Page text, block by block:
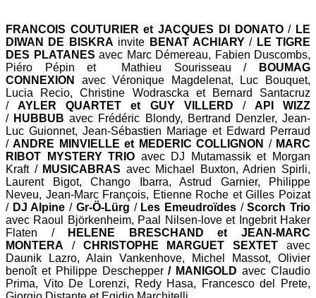
FRANCOIS COUTURIER et JACQUES DI DONATO/ LE
DIWAN DE BISKRA invite BENAT ACHIARY/LE TIGRE
DES PLATANES avec Marc Démereau, Fabien Duscombs,
Piéro Pépin et Mathieu Sourisseau /
BOUMAG
CONNEXION
avec Véronique Magdelenat, Luc Bouquet,
Lucia Recio, Christine Wodrascka et Bernard Santacruz
/AYLER QUARTET et GUY VILLERD / API WIZZ
/ HUBBUB avec Frédéric Blondy, Bertrand Denzler, Jean-
Luc Guionnet, Jean-Sébastien Mariage et Edward Perraud
/ANDRE MINVIELLE et MEDERIC COLLIGNON /MARC
RIBOT MYSTERY TRIO avec DJ Mutamassik et Morgan
Kraft / MUSICABRAS avec Michael Buxton, Adrien Spirli,
Laurent Bigot, Chango Ibarra, Astrud Garnier, Philippe
Neveu, Jean-Marc François, Etienne Roche et Gilles Poizat
/ DJ Alpine / Gr-Ö-Lürg / Les Emeudroïdes/Scorch Trio
avec Raoul Björkenheim, Paal Nilsen-love et Ingebrit Haker
Flaten /
HELENE BRESCHAND et JEAN-MARC
MONTERA / CHRISTOPHE MARGUET SEXTET avec
Daunik Lazro, Alain Vankenhove, Michel Massot, Olivier
benoît et Philippe Deschepper/ MANIGOLD avec Claudio
Prima, Vito De Lorenzi, Redy Hasa, Francesco del Prete,